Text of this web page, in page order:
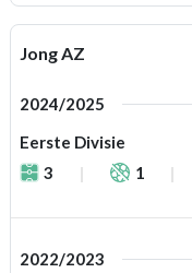
Jong AZ
2024/2025
Eerste Divisie
3
1
2022/2023